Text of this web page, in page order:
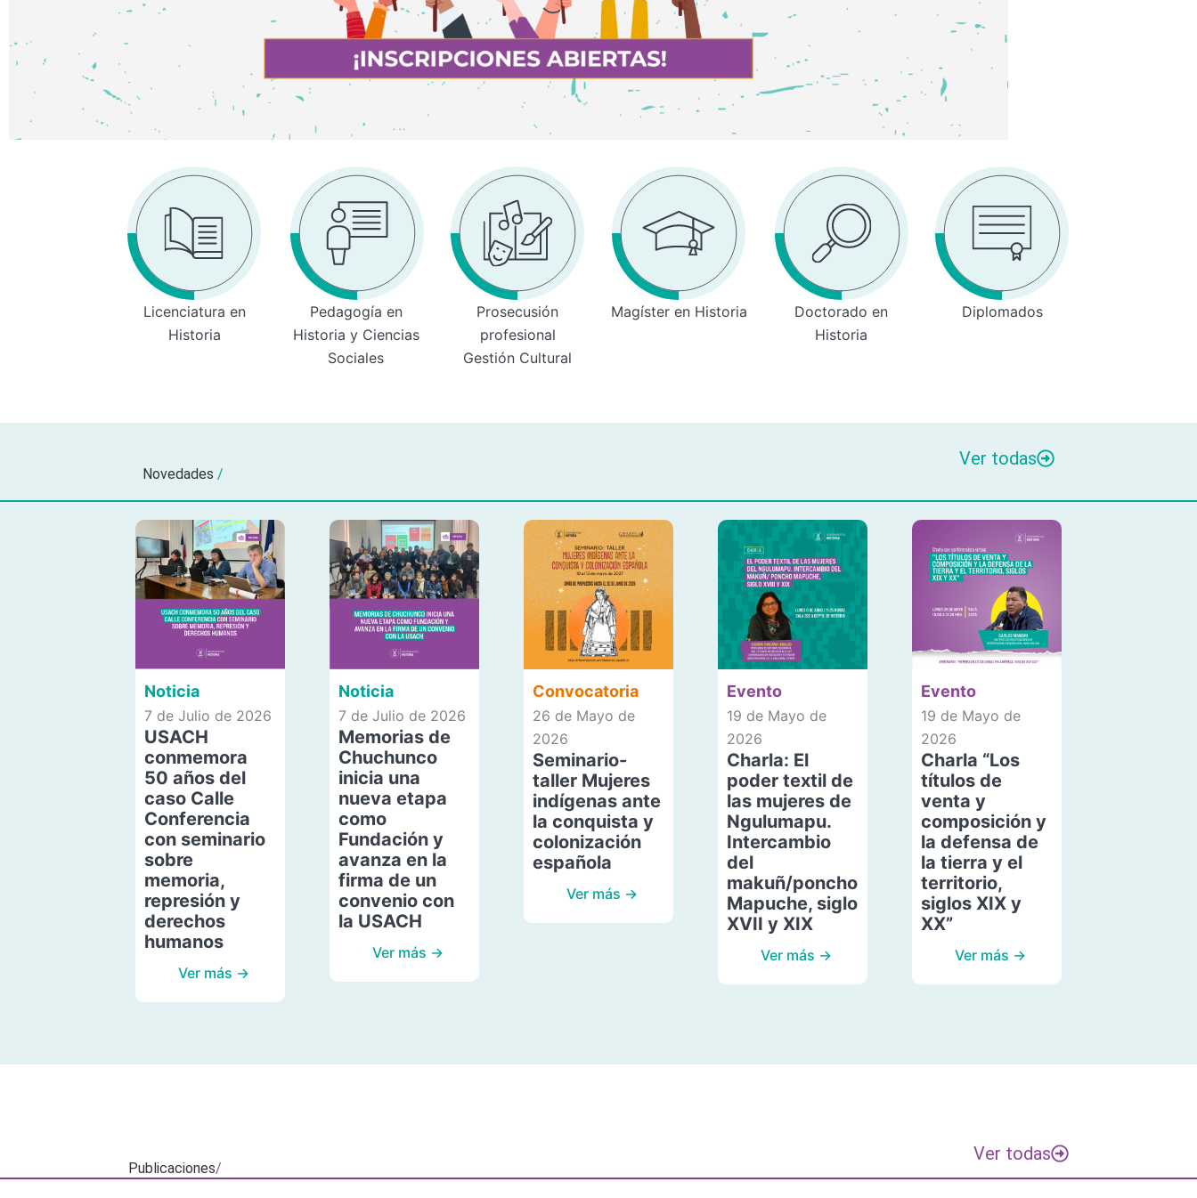
Licenciatura en
Historia
Pedagogía en
Historia y Ciencias
Sociales
Prosecusión
profesional
Gestión Cultural
Magíster en Historia
Doctorado en
Historia
Diplomados
Novedades /
Ver todas
Noticia
7 de Julio de 2026
USACH
conmemora
50 años del
caso Calle
Conferencia
con seminario
sobre
memoria,
represión y
derechos
humanos
Ver más →
Noticia
7 de Julio de 2026
Memorias de
Chuchunco
inicia una
nueva etapa
como
Fundación y
avanza en la
firma de un
convenio con
la USACH
Ver más →
Convocatoria
26 de Mayo de
2026
Seminario-
taller Mujeres
indígenas ante
la conquista y
colonización
española
Ver más →
Evento
19 de Mayo de
2026
Charla: El
poder textil de
las mujeres de
Ngulumapu.
Intercambio
del
makuñ/poncho
Mapuche, siglo
XVII y XIX
Ver más →
Evento
19 de Mayo de
2026
Charla “Los
títulos de
venta y
composición y
la defensa de
la tierra y el
territorio,
siglos XIX y
XX”
Ver más →
Publicaciones/
Ver todas